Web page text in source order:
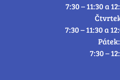
7:30 – 11:30 a
7:30 – 11:30 a
Pátek:
7:30 –